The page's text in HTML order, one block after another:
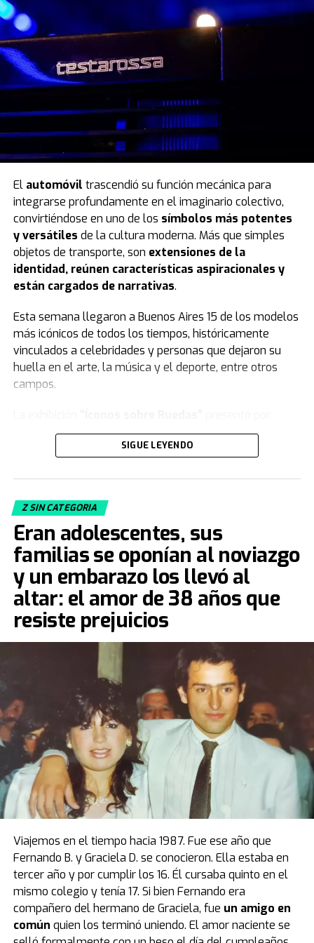
El automóvil trascendió su función mecánica para
integrarse profundamente en el imaginario colectivo,
convirtiéndose en uno de los símbolos más potentes
y versátiles de la cultura moderna. Más que simples
objetos de transporte, son extensiones de la
identidad, reúnen características aspiracionales y
están cargados de narrativas.
Esta semana llegaron a Buenos Aires 15 de los modelos
más icónicos de todos los tiempos, históricamente
vinculados a celebridades y personas que dejaron su
huella en el arte, la música y el deporte, entre otros
campos.
primera vez en Argentina varios vehículos de la
Jorge Yarur, creador de la
Santiago de Chile.
Acacia Echazarreta
Curaduría de la institución, le contó aTNde qué trata la
muestra. “Nuestra colección, con sus 19.000 piezas de
vestuario y accesorios, buscacongelar el tiempo.
Tratamos de retratar distintos estilos, artes decorativas,
el aspecto deportivo... de cómo la gente vestía para
jugar fútbol, con camisetas y botines, entre otras
prendas y objetos que se vinculan al deporte. En este
caso, además, tenemos el auto de
un
Ferrari Testarossa negro
La Ferrari negra de Diego Maradona, por
primera vez en la Argentina
El modelo que protagoniza una de las mejores
anécdotas relacionadas a la vida de Diego estuvo de
visita por primera vez en el país, luego de casi cuatro
décadas de estadía en Europa. Fue el primer obsequio
que recibió “Pelusa” tras conquistar la Copa del Mundo
deMéxico 1986, cortesía del por entonces presidente
del Napoli, Corrado Ferlaino.
El proceso para que las llaves de aquel mítico auto
deportivo llegaran a las manos de Maradona fue
caótico.
Guillermo Coppola, exmanager del Diez, tuvo
que convencer al mismísimo Enzo Ferrari de pintar de
SIGUE LEYENDO
Z SIN CATEGORIA
Eran adolescentes, sus
familias se oponían al noviazgo
y un embarazo los llevó al
altar: el amor de 38 años que
resiste prejuicios
Viajemos en el tiempo hacia 1987. Fue ese año que
Fernando B. y Graciela D. se conocieron. Ella estaba en
tercer año y por cumplir los 16. Él cursaba quinto en el
mismo colegio y tenía 17. Si bien Fernando era
compañero del hermano de Graciela, fue un amigo en
común quien los terminó uniendo. El amor naciente se